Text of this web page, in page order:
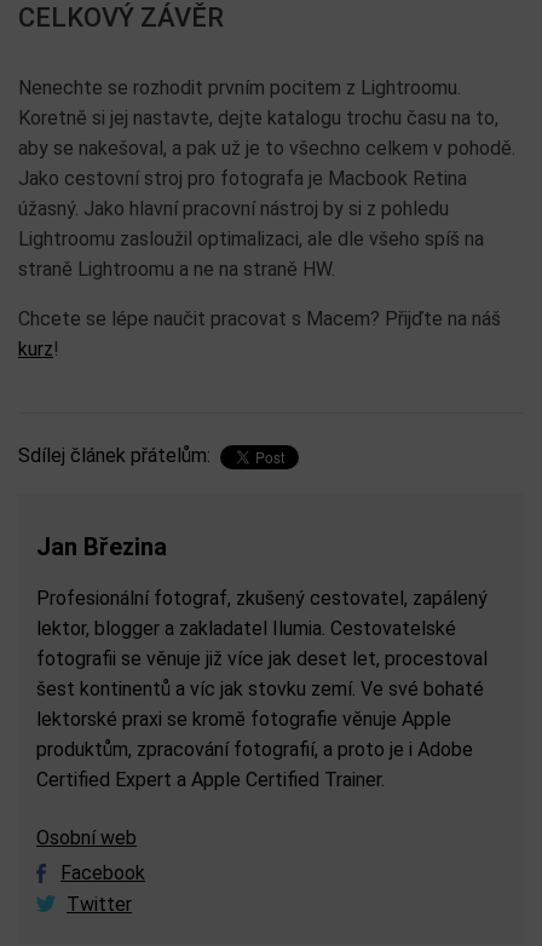
CELKOVÝ ZÁVĚR
Nenechte se rozhodit prvním pocitem z Lightroomu.
Koretně si jej nastavte, dejte katalogu trochu času na to,
aby se nakešoval, a pak už je to všechno celkem v pohodě.
Jako cestovní stroj pro fotografa je Macbook Retina
úžasný. Jako hlavní pracovní nástroj by si z pohledu
Lightroomu zasloužil optimalizaci, ale dle všeho spíš na
straně Lightroomu a ne na straně HW.
Chcete se lépe naučit pracovat s Macem? Přijďte na náš
kurz!
Sdílej článek přátelům:
Jan Březina
Profesionální fotograf, zkušený cestovatel, zapálený
lektor, blogger a zakladatel Ilumia. Cestovatelské
fotografii se věnuje již více jak deset let, procestoval
šest kontinentů a víc jak stovku zemí. Ve své bohaté
lektorské praxi se kromě fotografie věnuje Apple
produktům, zpracování fotografií, a proto je i Adobe
Certified Expert a Apple Certified Trainer.
Osobní web
Facebook
Twitter